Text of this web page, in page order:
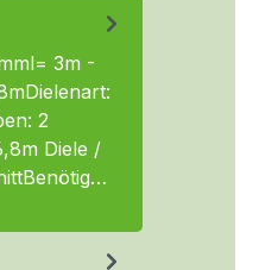
3m -
2
Diele /